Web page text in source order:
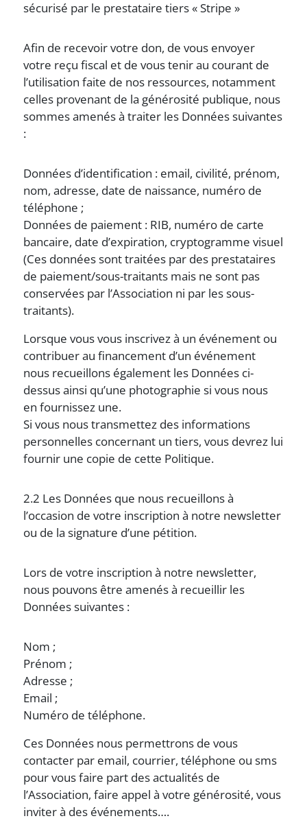
sécurisé par le prestataire tiers « Stripe »
Afin de recevoir votre don, de vous envoyer
votre reçu fiscal et de vous tenir au courant de
l’utilisation faite de nos ressources, notamment
celles provenant de la générosité publique, nous
sommes amenés à traiter les Données suivantes
:
Données d’identification : email, civilité, prénom,
nom, adresse, date de naissance, numéro de
téléphone ;
Données de paiement : RIB, numéro de carte
bancaire, date d’expiration, cryptogramme visuel
(Ces données sont traitées par des prestataires
de paiement/sous-traitants mais ne sont pas
conservées par l’Association ni par les sous-
traitants).
Lorsque vous vous inscrivez à un événement ou
contribuer au financement d’un événement
nous recueillons également les Données ci-
dessus ainsi qu’une photographie si vous nous
en fournissez une.
Si vous nous transmettez des informations
personnelles concernant un tiers, vous devrez lui
fournir une copie de cette Politique.
2.2 Les Données que nous recueillons à
l’occasion de votre inscription à notre newsletter
ou de la signature d’une pétition.
Lors de votre inscription à notre newsletter,
nous pouvons être amenés à recueillir les
Données suivantes :
Nom ;
Prénom ;
Adresse ;
Email ;
Numéro de téléphone.
Ces Données nous permettrons de vous
contacter par email, courrier, téléphone ou sms
pour vous faire part des actualités de
l’Association, faire appel à votre générosité, vous
inviter à des événements….